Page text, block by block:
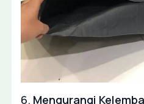
6. Mengurangi